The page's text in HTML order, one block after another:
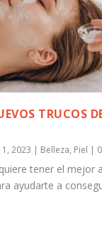
TRUCOS
2023 | Belleza, Piel |
tener el mejor
ayudarte a